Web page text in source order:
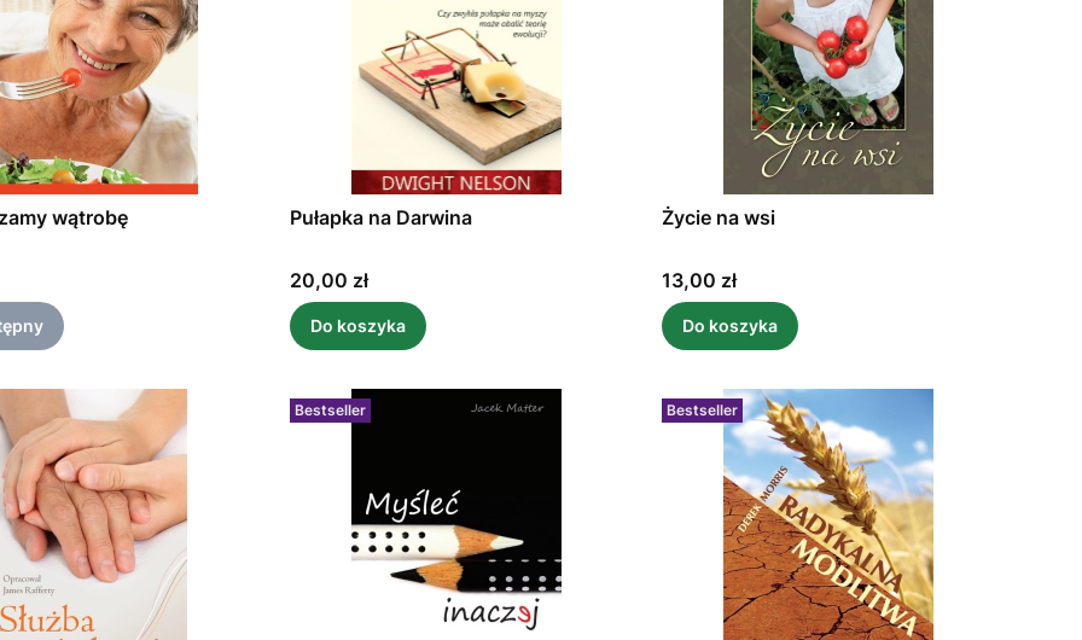
wątrobę Pułapka na Darwina
Cena
20,00 zł
Do koszyka
Życie na wsi
Cena
13,00 zł
Do koszyka
Bestseller Bestseller